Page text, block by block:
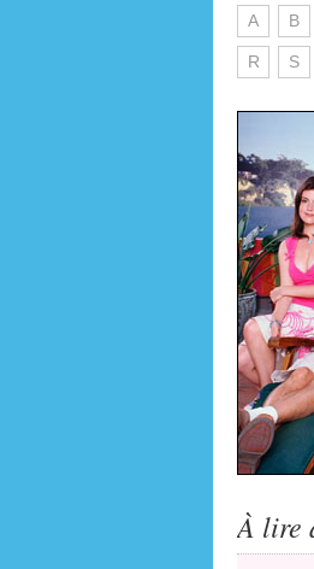
A B
R S
À lire